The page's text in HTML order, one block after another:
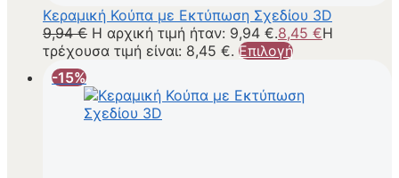
Κεραμική Κούπα με Εκτύπωση Σχεδίου 3D
9,94€ Η αρχική τιμή ήταν: 9,94 €.8,45 €Η
τρέχουσα τιμή είναι: 8,45 €. Επιλογή
-15%